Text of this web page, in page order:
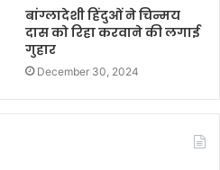
बांग्लादेशी हिंदुओं ने चिन्मय
दास को रिहा करवाने की लगाई
गुहार
December 30, 2024